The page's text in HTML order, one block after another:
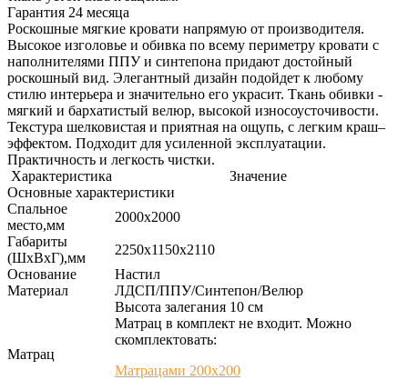
Гарантия 24 месяца
Роскошные мягкие кровати напрямую от производителя.
Высокое изголовье и обивка по всему периметру кровати с
наполнителями ППУ и синтепона придают достойный
роскошный вид. Элегантный дизайн подойдет к любому
стилю интерьера и значительно его украсит. Ткань обивки -
мягкий и бархатистый велюр, высокой износоусточивости.
Текстура шелковистая и приятная на ощупь, с легким краш–
эффектом. Подходит для усиленной эксплуатации.
Практичность и легкость чистки.
Характеристика
Значение
Основные характеристики
Спальное
место,мм
2000х2000
Габариты
(ШхВхГ),мм
2250х1150х2110
Основание
Настил
Материал
ЛДСП/ППУ/Синтепон/Велюр
Матрац
Высота залегания 10 см
Матрац в комплект не входит. Можно
скомплектовать:
Матрацами 200х200